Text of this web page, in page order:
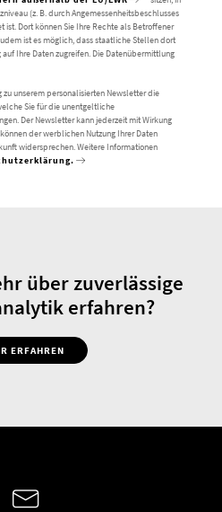
(z. B. durch Angemessenheitsbeschlusses
ist. Dort können Sie Ihre Rechte als Betroffener
ist es möglich, dass staatliche Stellen dort
Ihre Daten zugreifen. Die Datenübermittlung
unserem personalisierten Newsletter die
Sie für die unentgeltliche
Der Newsletter kann jederzeit mit Wirkung
der werblichen Nutzung Ihrer Daten
widersprechen. Weitere Informationen
über zuverlässige
erfahren?
ERFAHREN